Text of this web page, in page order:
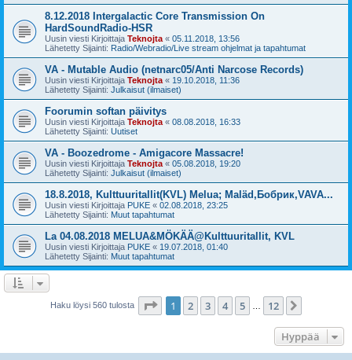
8.12.2018 Intergalactic Core Transmission On
HardSoundRadio-HSR
Uusin viesti Kirjoittaja Teknojta « 05.11.2018, 13:56
Lähetetty Sijainti: Radio/Webradio/Live stream ohjelmat ja tapahtumat
VA - Mutable Audio (netnarc05/Anti Narcose Records)
Uusin viesti Kirjoittaja Teknojta « 19.10.2018, 11:36
Lähetetty Sijainti: Julkaisut (ilmaiset)
Foorumin softan päivitys
Uusin viesti Kirjoittaja Teknojta « 08.08.2018, 16:33
Lähetetty Sijainti: Uutiset
VA - Boozedrome - Amigacore Massacre!
Uusin viesti Kirjoittaja Teknojta « 05.08.2018, 19:20
Lähetetty Sijainti: Julkaisut (ilmaiset)
18.8.2018, Kulttuuritallit(KVL) Melua; Maläd,Бобрик,VAVA...
Uusin viesti Kirjoittaja PUKE « 02.08.2018, 23:25
Lähetetty Sijainti: Muut tapahtumat
La 04.08.2018 MELUA&MÖKÄÄ@Kulttuuritallit, KVL
Uusin viesti Kirjoittaja PUKE « 19.07.2018, 01:40
Lähetetty Sijainti: Muut tapahtumat
Haku löysi 560 tulosta Sivu /12
1 2 3 4 5 12
Hyppää